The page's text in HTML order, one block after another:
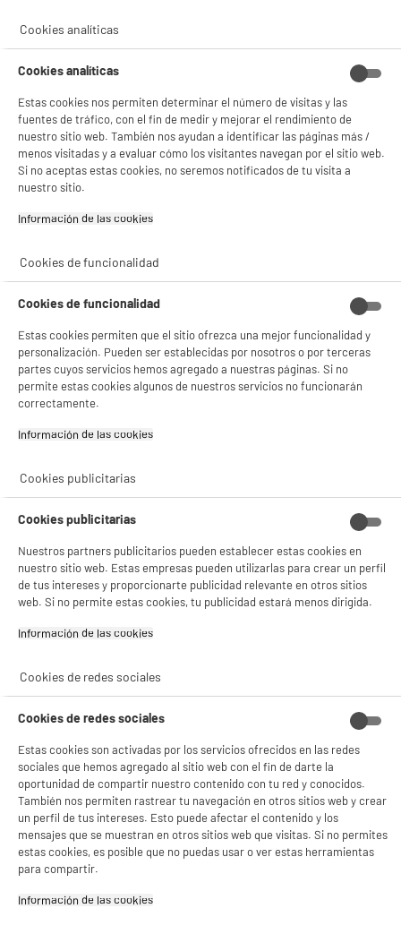
Características
Tipo de producto
Colores Multicolor
Materia principal Algodón
Características adicionales
Lote de 3 paños de cocina
Los paños pueden encoger
Dimensiones del producto
AL 70 cm x AN 50 cm x PR 0,3
cm
Dimensiones paquete
AL 30 cm x AN 18,5 cm x PR 3
Peso bruto
Cookies analíticas
Cookies analíticas
Estas cookies nos permiten determinar el número de visitas y las
fuentes de tráfico, con el fin de medir y mejorar el rendimiento de
nuestro sitio web. También nos ayudan a identificar las páginas más /
menos visitadas y a evaluar cómo los visitantes navegan por el sitio web.
Si no aceptas estas cookies, no seremos notificados de tu visita a
nuestro sitio.
Información de las cookies‎
Cookies de funcionalidad
Cookies de funcionalidad
Estas cookies permiten que el sitio ofrezca una mejor funcionalidad y
personalización. Pueden ser establecidas por nosotros o por terceras
partes cuyos servicios hemos agregado a nuestras páginas. Si no
permite estas cookies algunos de nuestros servicios no funcionarán
correctamente.
Información de las cookies‎
Cookies publicitarias
Cookies publicitarias
Nuestros partners publicitarios pueden establecer estas cookies en
nuestro sitio web. Estas empresas pueden utilizarlas para crear un perfil
de tus intereses y proporcionarte publicidad relevante en otros sitios
web. Si no permite estas cookies, tu publicidad estará menos dirigida.
Información de las cookies‎
Cookies de redes sociales
Cookies de redes sociales
Estas cookies son activadas por los servicios ofrecidos en las redes
sociales que hemos agregado al sitio web con el fin de darte la
oportunidad de compartir nuestro contenido con tu red y conocidos.
También nos permiten rastrear tu navegación en otros sitios web y crear
un perfil de tus intereses. Esto puede afectar el contenido y los
mensajes que se muestran en otros sitios web que visitas. Si no permites
estas cookies, es posible que no puedas usar o ver estas herramientas
para compartir.
Información de las cookies‎